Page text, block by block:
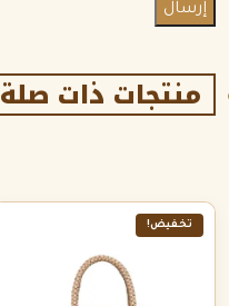
منتجات ذات صلة
تخفيض!